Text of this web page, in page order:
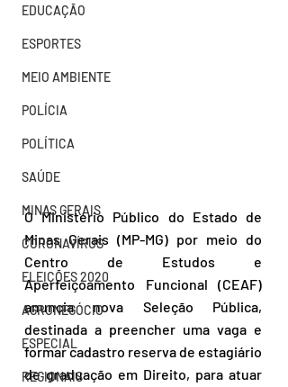
EDUCAÇÃO
ESPORTES
MEIO AMBIENTE
POLÍCIA
POLÍTICA
SAÚDE
MINAS GERAIS
CORONAVÍRUS
ELEIÇÕES 2020
AGRONEGÓCIO
ESPECIAL
REGIONAIS
O Ministério Público do Estado de
Minas Gerais (MP-MG) por meio do
Centro de Estudos e
Aperfeiçoamento Funcional (CEAF)
anuncia nova Seleção Pública,
destinada a preencher uma vaga e
formar cadastro reserva de estagiário
de graduação em Direito, para atuar